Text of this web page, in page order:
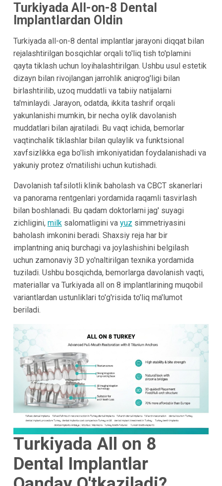
Turkiyada All-on-8 Dental
Implantlardan Oldin
Turkiyada all-on-8 dental implantlar jarayoni diqqat bilan
rejalashtirilgan bosqichlar orqali to'liq tish to'plamini
qayta tiklash uchun loyihalashtirilgan. Ushbu usul estetik
dizayn bilan rivojlangan jarrohlik aniqrog'ligi bilan
birlashtirilib, uzoq muddatli va tabiiy natijalarni
ta'minlaydi. Jarayon, odatda, ikkita tashrif orqali
yakunlanishi mumkin, bir necha oylik davolanish
muddatlari bilan ajratiladi. Bu vaqt ichida, bemorlar
vaqtinchalik tiklashlar bilan qulaylik va funktsional
xavfsizlikka ega bo'lish imkoniyatidan foydalanishadi va
yakuniy protez o'rnatilishi uchun kutishadi.
Davolanish tafsilotli klinik baholash va CBCT skanerlari
va panorama rentgenlari yordamida raqamli tasvirlash
bilan boshlanadi. Bu qadam doktorlarni jag' suyagi
zichligini, milksalomatligini va yuz simmetriyasini
baholash imkonini beradi. Shaxsiy reja har bir
implantning aniq burchagi va joylashishini belgilash
uchun zamonaviy 3D yo'naltirilgan texnika yordamida
tuziladi. Ushbu bosqichda, bemorlarga davolanish vaqti,
materiallar va Turkiyada all on 8 implantlarining muqobil
variantlardan ustunliklari to'g'risida to'liq ma'lumot
beriladi.
Turkiyada All on 8
Dental Implantlar